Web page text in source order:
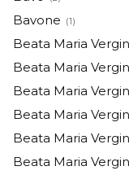
Bavone (1)
Beata Maria
Beata Maria
Beata Maria
Beata Maria
Beata Maria
Beata Maria